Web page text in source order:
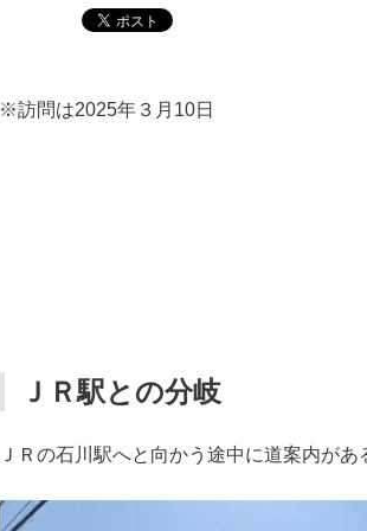
※訪問は2025年３月10日
ＪＲ駅との分岐
ＪＲの石川駅へと向かう途中に道案内があ